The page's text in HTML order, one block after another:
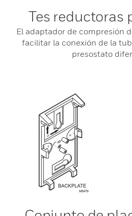
Tes reductoras
El adaptador de compresión
facilitar la conexión de la
presostato